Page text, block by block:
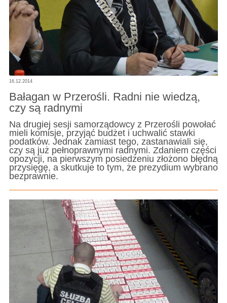
16.12.2014
Bałagan w Przerośli. Radni nie wiedzą,
czy są radnymi
Na drugiej sesji samorządowcy z Przerośli powołać
mieli komisje, przyjąć budżet i uchwalić stawki
podatków. Jednak zamiast tego, zastanawiali się,
czy są już pełnoprawnymi radnymi. Zdaniem części
opozycji, na pierwszym posiedzeniu złożono błędną
przysięgę, a skutkuje to tym, że prezydium wybrano
bezprawnie.